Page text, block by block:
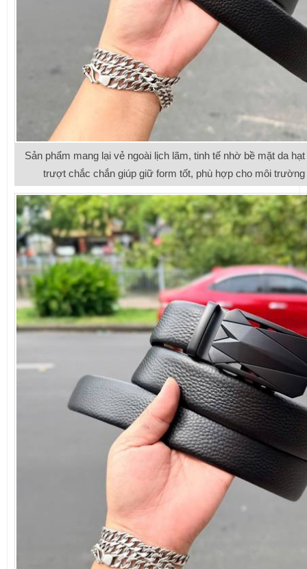
Sản phẩm mang lại vẻ ngoài lịch lãm, tinh tế nhờ bề mặt da
trượt chắc chắn giúp giữ form tốt, phù hợp cho môi